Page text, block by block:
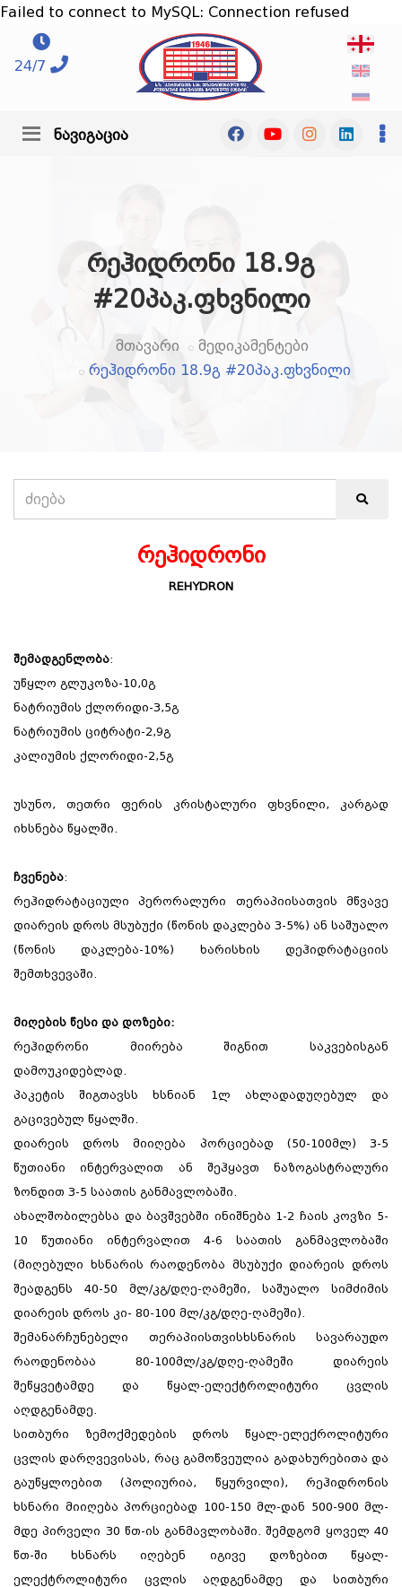
Failed to connect to MySQL: Connection refused
24/7
ნავიგაცია
რეჰიდრონი 18.9გ
#20პაკ.ფხვნილი
მთავარი
მედიკამენტები
რეჰიდრონი 18.9გ #20პაკ.ფხვნილი
რეჰიდრონი
REHYDRON
შემადგენლობა:
უწყლო გლუკოზა-10,0გ
ნატრიუმის ქლორიდი-3,5გ
ნატრიუმის ციტრატი-2,9გ
კალიუმის ქლორიდი-2,5გ
უსუნო, თეთრი ფერის კრისტალური ფხვნილი, კარგად
იხსნება წყალში.
ჩვენება:
რეჰიდრატაციული პერორალური თერაპიისათვის მწვავე
დიარეის დროს მსუბუქი (წონის დაკლება 3-5%) ან საშუალო
(წონის დაკლება-10%) ხარისხის დეჰიდრატაციის
შემთხვევაში.
მიღების წესი და დოზები:
რეჰიდრონი მიირება შიგნით საკვებისგან
დამოუკიდებლად.
პაკეტის შიგთავსს ხსნიან 1ლ ახლადადუღებულ და
გაცივებულ წყალში.
დიარეის დროს მიიღება პორციებად (50-100მლ) 3-5
წუთიანი ინტერვალით ან შეჰყავთ ნაზოგასტრალური
ზონდით 3-5 საათის განმავლობაში.
ახალშობილებსა და ბავშვებში ინიშნება 1-2 ჩაის კოვზი 5-
10 წუთიანი ინტერვალით 4-6 საათის განმავლობაში
(მიღებული ხსნარის რაოდენობა მსუბუქი დიარეის დროს
შეადგენს 40-50 მლ/კგ/დღე-ღამეში, საშუალო სიმძიმის
დიარეის დროს კი- 80-100 მლ/კგ/დღე-ღამეში).
შემანარჩუნებელი თერაპიისთვისხსნარის სავარაუდო
რაოდენობაა 80-100მლ/კგ/დღე-ღამეში დიარეის
შეწყვეტამდე და წყალ-ელექტროლიტური ცვლის
აღდგენამდე.
სითბური ზემოქმედების დროს წყალ-ელექროლიტური
ცვლის დარღვევისას, რაც გამოწვეულია გადახურებითა და
გაუწყლოებით (პოლიურია, წყურვილი), რეჰიდრონის
ხსნარი მიიღება პორციებად 100-150 მლ-დან 500-900 მლ-
მდე პირველი 30 წთ-ის განმავლობაში. შემდგომ ყოველ 40
წთ-ში ხსნარს იღებენ იგივე დოზებით წყალ-
ელექტროლიტური ცვლის აღდგენამდე და სითბური